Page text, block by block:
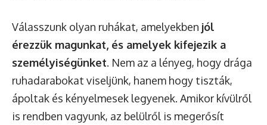
Válasszunk olyan ruhákat, amelyekben jól
érezzük magunkat, és amelyek kifejezik a
személyiségünket. Nem az a lényeg, hogy drága
ruhadarabokat viseljünk, hanem hogy tiszták,
ápoltak és kényelmesek legyenek. Amikor kívülről
is rendben vagyunk, az belülről is megerősít